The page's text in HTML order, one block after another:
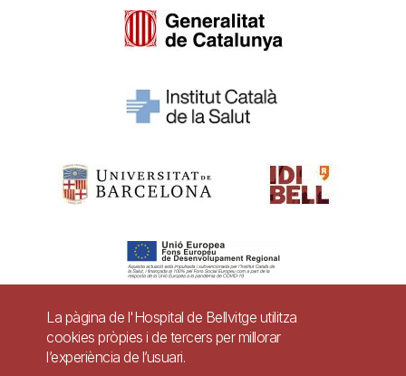
Pie
Contacte
La pàgina de l'Hospital de Bellvitge utilitza
cookies pròpies i de tercers per millorar
l’experiència de l’usuari.